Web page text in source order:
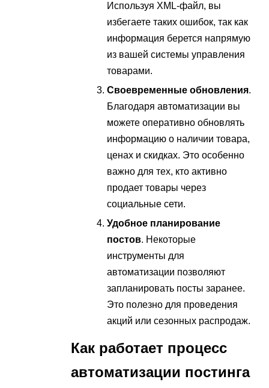
Используя XML-файл, вы
избегаете таких ошибок, так как
информация берется напрямую
из вашей системы управления
товарами.
Своевременные обновления.
Благодаря автоматизации вы
можете оперативно обновлять
информацию о наличии товара,
ценах и скидках. Это особенно
важно для тех, кто активно
продает товары через
социальные сети.
Удобное планирование
постов. Некоторые
инструменты для
автоматизации позволяют
запланировать посты заранее.
Это полезно для проведения
акций или сезонных распродаж.
Как работает процесс
автоматизации постинга